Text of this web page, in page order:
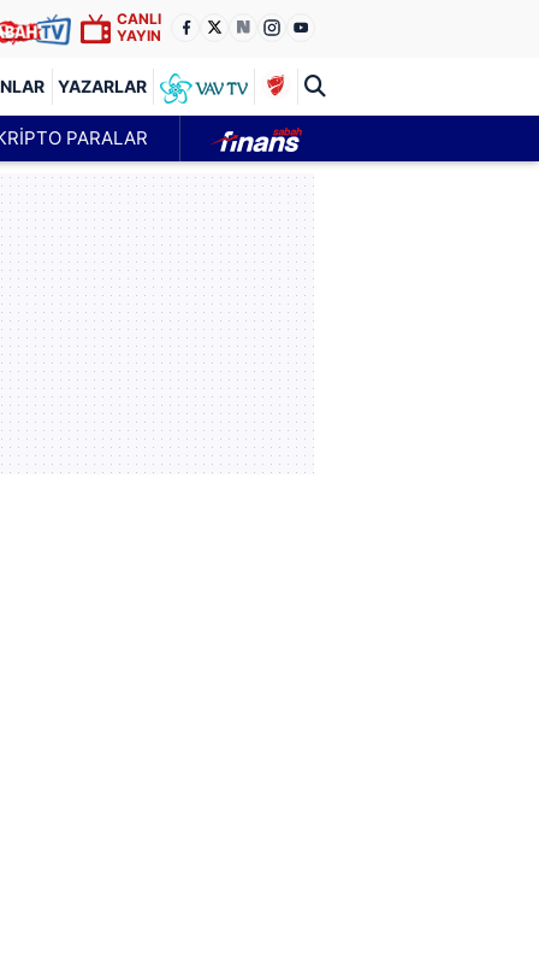
CANLI
YAYIN
YAZARLAR
PARALAR